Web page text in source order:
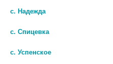
с. Надежда
с. Спицевка
с. Успенское